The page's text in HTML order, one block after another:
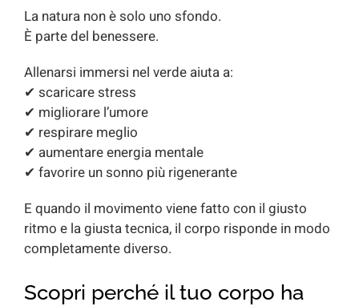
La natura non è solo uno sfondo.
È parte del benessere.
Allenarsi immersi nel verde aiuta a:
✔ scaricare stress
✔ migliorare l’umore
✔ respirare meglio
✔ aumentare energia mentale
✔ favorire un sonno più rigenerante
E quando il movimento viene fatto con il giusto
ritmo e la giusta tecnica, il corpo risponde in modo
completamente diverso.
Scopri perché il tuo corpo ha